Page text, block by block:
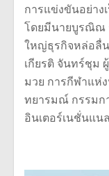
การแข่งขันอย่าง
โดยมีนายบูรณิณ
ใหญ่ธุรกิจหล่อลื่
เกียรติ จันทร์ชุม
มวย การกีฬาแห่
ทยารมณ์ กรรมก
อินเตอร์เนชั่นแน